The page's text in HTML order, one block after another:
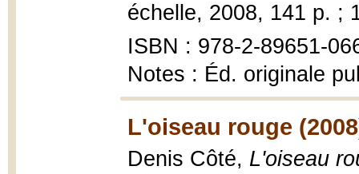
échelle, 2008, 141 p. ;
ISBN : 978-2-89651-
Notes : Éd. originale
L'oiseau rouge
Denis Côté, L'oiseau